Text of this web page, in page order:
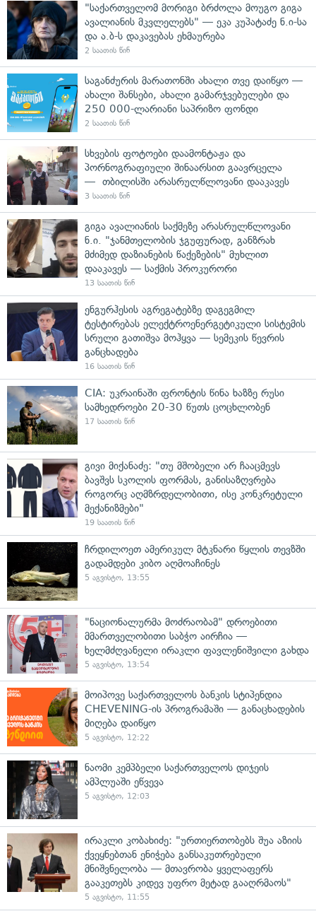
"საქართველომ მორიგი ბრძოლა მოუგო გიგა
ავალიანის მკვლელებს" — ეკა კუპატაძე ნ.ი-სა
და ა.ბ-ს დაკავებას ეხმაურება
2 საათის წინ
საგანძურის მარათონში ახალი თვე დაიწყო —
ახალი შანსები, ახალი გამარჯვებულები და
250 000-ლარიანი საპრიზო ფონდი
2 საათის წინ
სხვების ფოტოები დაამონტაჟა და
პორნოგრაფიული შინაარსით გაავრცელა
— თბილისში არასრულწლოვანი დააკავეს
3 საათის წინ
გიგა ავალიანის საქმეზე არასრულწლოვანი
ნ.ი. "ჯანმთელობის ჯგუფურად, განზრახ
მძიმედ დაზიანების წაქეზების" მუხლით
დააკავეს — საქმის პროკურორი
13 საათის წინ
ენგურჰესის აგრეგატებზე დაგეგმილ
ტესტირებას ელექტროენერგეტიკული სისტემის
სრული გათიშვა მოჰყვა — სემეკის წევრის
განცხადება
16 საათის წინ
CIA: უკრაინაში ფრონტის წინა ხაზზე რუსი
სამხედროები 20-30 წუთს ცოცხლობენ
17 საათის წინ
გივი მიქანაძე: "თუ მშობელი არ ჩააცმევს
ბავშვს სკოლის ფორმას, განისაზღვრება
როგორც აღმზრდელობითი, ისე კონკრეტული
მექანიზმები"
19 საათის წინ
ჩრდილოეთ ამერიკულ მტკნარი წყლის თევზში
გადამდები კიბო აღმოაჩინეს
5 აგვისტო, 13:55
"ნაციონალურმა მოძრაობამ" დროებითი
მმართველობითი საბჭო აირჩია —
ხელმძღვანელი ირაკლი ფავლენიშვილი გახდა
5 აგვისტო, 13:54
მოიპოვე საქართველოს ბანკის სტიპენდია
CHEVENING-ის პროგრამაში — განაცხადების
მიღება დაიწყო
5 აგვისტო, 12:22
ნაომი კემპბელი საქართველოს დიჯეის
ამპლუაში ეწვევა
5 აგვისტო, 12:03
ირაკლი კობახიძე: "ურთიერთობებს შუა აზიის
ქვეყნებთან ენიჭება განსაკუთრებული
მნიშვნელობა — მთავრობა ყველაფერს
გააკეთებს კიდევ უფრო მეტად გააღრმაოს"
5 აგვისტო, 11:55